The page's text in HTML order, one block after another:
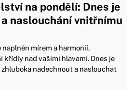
na pondělí: Dnes je
naslouchání vnitřnímu
mírem a harmonií,
křídly nad vašimi hlavami. Dnes je
nadechnout a naslouchat